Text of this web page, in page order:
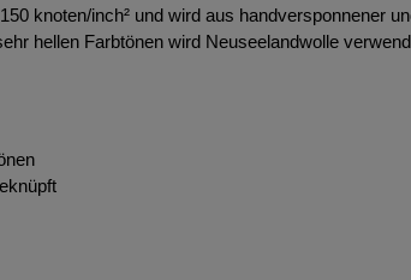
knoten/inch² und wird aus handversponnener
hellen Farbtönen wird Neuseelandwolle